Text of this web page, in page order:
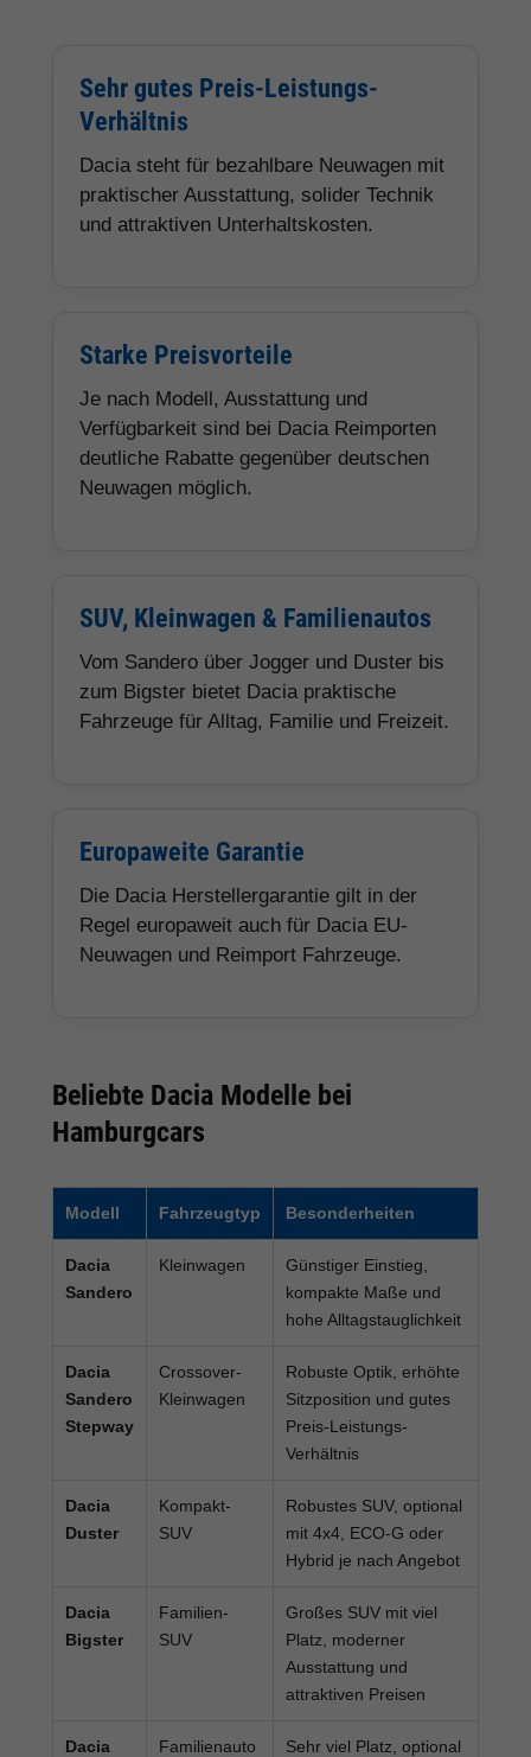
Sehr gutes Preis-Leistungs-
Verhältnis
Dacia steht für bezahlbare Neuwagen mit
praktischer Ausstattung, solider Technik
und attraktiven Unterhaltskosten.
Starke Preisvorteile
Je nach Modell, Ausstattung und
Verfügbarkeit sind bei Dacia Reimporten
deutliche Rabatte gegenüber deutschen
Neuwagen möglich.
SUV, Kleinwagen & Familienautos
Vom Sandero über Jogger und Duster bis
zum Bigster bietet Dacia praktische
Fahrzeuge für Alltag, Familie und Freizeit.
Europaweite Garantie
Die Dacia Herstellergarantie gilt in der
Regel europaweit auch für Dacia EU-
Neuwagen und Reimport Fahrzeuge.
Beliebte Dacia Modelle bei
Hamburgcars
Modell Fahrzeugtyp Besonderheiten
Dacia
Sandero
Kleinwagen
Günstiger Einstieg,
kompakte Maße und
hohe Alltagstauglichkeit
Dacia
Sandero
Stepway
Crossover-
Kleinwagen
Robuste Optik, erhöhte
Sitzposition und gutes
Preis-Leistungs-
Verhältnis
Dacia
Duster
Kompakt-
SUV
Robustes SUV, optional
mit 4x4, ECO-G oder
Hybrid je nach Angebot
Dacia
Bigster
Familien-
SUV
Großes SUV mit viel
Platz, moderner
Ausstattung und
attraktiven Preisen
Dacia
Familienauto
Sehr viel Platz, optional